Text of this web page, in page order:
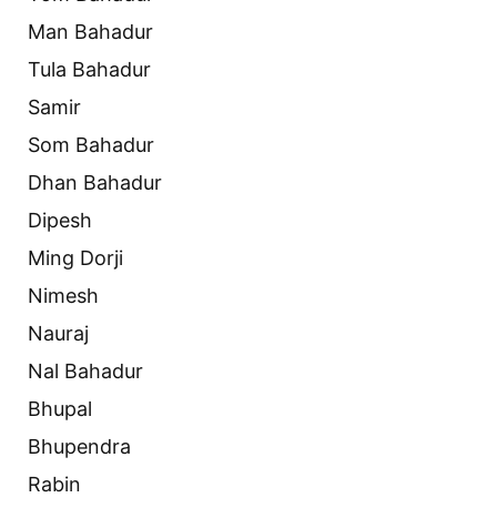
Man Bahadur
Tula Bahadur
Samir
Som Bahadur
Dhan Bahadur
Dipesh
Ming Dorji
Nimesh
Nauraj
Nal Bahadur
Bhupal
Bhupendra
Rabin